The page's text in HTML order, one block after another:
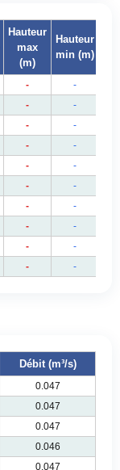
Hauteur
max
(m)
Hauteur
min (m)
-
-
-
-
-
-
-
-
-
-
-
-
-
-
-
-
-
-
- -
Débit (m³/s)
0.047
0.047
0.047
0.046
0.047